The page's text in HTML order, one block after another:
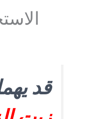
قد